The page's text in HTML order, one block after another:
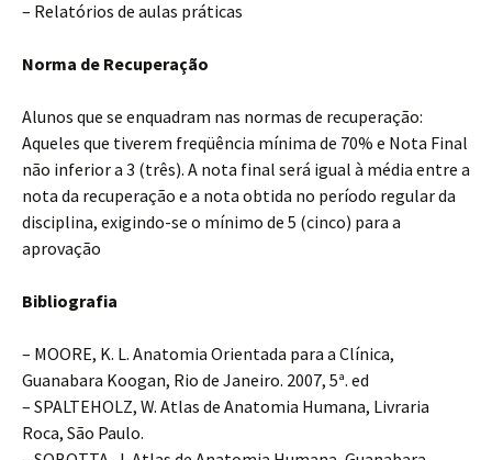
– Relatórios de aulas práticas
Norma de Recuperação
Alunos que se enquadram nas normas de recuperação:
Aqueles que tiverem freqüência mínima de 70% e Nota Final
não inferior a 3 (três). A nota final será igual à média entre a
nota da recuperação e a nota obtida no período regular da
disciplina, exigindo-se o mínimo de 5 (cinco) para a
aprovação
Bibliografia
– MOORE, K. L. Anatomia Orientada para a Clínica,
Guanabara Koogan, Rio de Janeiro. 2007, 5ª. ed
– SPALTEHOLZ, W. Atlas de Anatomia Humana, Livraria
Roca, São Paulo.